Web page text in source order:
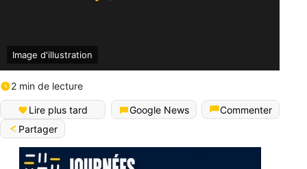
Image d'illustration
2 min de lecture
Lire plus tard Google News
Commenter
Partager